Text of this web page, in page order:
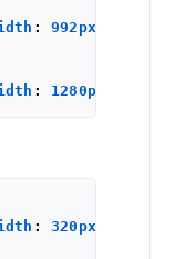
: 992px
: 1280px
: 320px